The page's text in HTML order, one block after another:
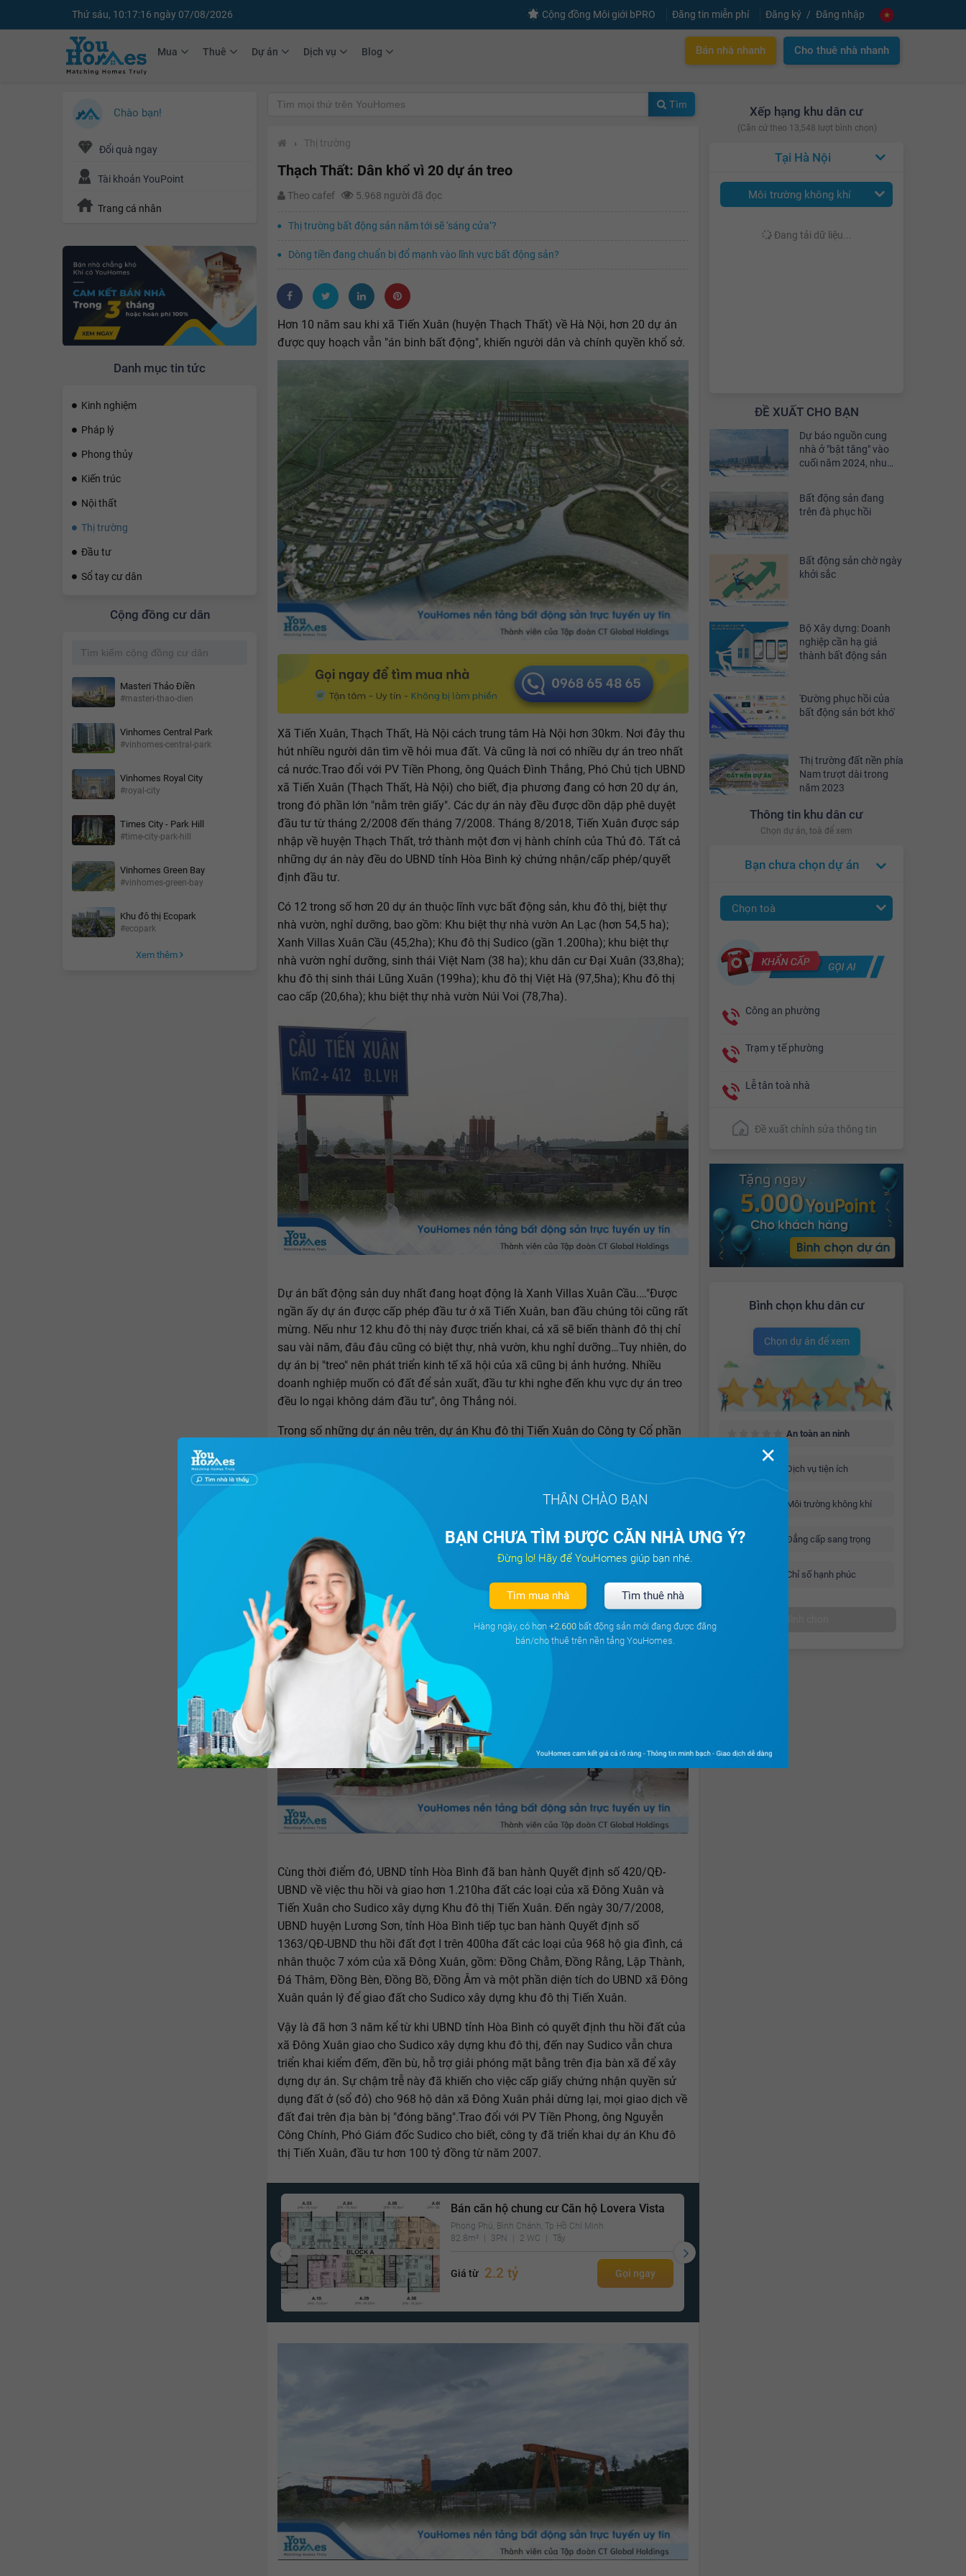
Thứ sáu, 10:17:17 ngày 07/08/2026 Cộng đồng Môi giới bPRO Đăng tin miễn phí Đăng ký Đăng nhập
Mua Thuê Dự án Dịch vụ Blog Bán nhà nhanh Cho thuê nhà nhanh
Chào bạn!
Đổi quà ngay
Tài khoản YouPoint
Trang cá nhân
Danh mục tin tức
Kinh nghiệm
Pháp lý
Phong thủy
Kiến trúc
Nội thất
Thị trường
Đầu tư
Sổ tay cư dân
Cộng đồng cư dân
Masteri Thảo Điền
#masteri-thao-dien
Vinhomes Central Park
#vinhomes-central-park
Vinhomes Royal City
#royal-city
Times City - Park Hill
#time-city-park-hill
Vinhomes Green Bay
#vinhomes-green-bay
Khu đô thị Ecopark
#ecopark
Xem thêm
Xếp hạng khu dân cư
(Căn cứ theo 13,548 lượt bình chọn)
Hà Nội
Môi trường không khí
Đang tải dữ liệu...
ĐỀ XUẤT CHO BẠN
Dự báo nguồn cung
nhà ở "bật tăng" vào
cuối năm 2024, nhu
khoảng 30%
Bất động sản đang
trên đà phục hồi
Bất động sản chờ ngày
khởi sắc
Bộ Xây dựng: Doanh
nghiệp cần hạ giá
thành bất động sản
'Đường phục hồi của
bất động sản bớt khó'
Thị trường đất nền phía
Nam trượt dài trong
năm 2023
Thông tin khu dân cư
Chọn dự án, toà để xem
Bạn chưa chọn dự án
Chọn toà
Công an phường
Trạm y tế phường
Lễ tân toà nhà
Đề xuất chỉnh sửa thông tin
Bình chọn khu dân cư
Chọn dự án để xem
An toàn an ninh
Dịch vụ tiện ích
Môi trường không khí
Đẳng cấp sang trọng
Chỉ số hạnh phúc
Tìm
› Thị trường
Thạch Thất: Dân khổ vì 20 dự án treo
Theo cafef 5.968 người đã đọc
Thị trường bất động sản năm tới sẽ ‘sáng cửa’?
Dòng tiền đang chuẩn bị đổ mạnh vào lĩnh vực bất động sản?
Hơn 10 năm sau khi xã Tiến Xuân (huyện Thạch Thất) về Hà Nội, hơn 20 dự án
được quy hoạch vẫn "án binh bất động", khiến người dân và chính quyền khổ sở.
Xã Tiến Xuân, Thạch Thất, Hà Nội cách trung tâm Hà Nội hơn 30km. Nơi đây thu
hút nhiều người dân tìm về hỏi mua đất. Và cũng là nơi có nhiều dự án treo nhất
cả nước.Trao đổi với PV Tiền Phong, ông Quách Đình Thắng, Phó Chủ tịch UBND
xã Tiến Xuân (Thạch Thất, Hà Nội) cho biết, địa phương đang có hơn 20 dự án,
trong đó phần lớn "nằm trên giấy". Các dự án này đều được dồn dập phê duyệt
đầu tư từ tháng 2/2008 đến tháng 7/2008. Tháng 8/2018, Tiến Xuân được sáp
nhập về huyện Thạch Thất, trở thành một đơn vị hành chính của Thủ đô. Tất cả
những dự án này đều do UBND tỉnh Hòa Bình ký chứng nhận/cấp phép/quyết
định đầu tư.
Có 12 trong số hơn 20 dự án thuộc lĩnh vực bất động sản, khu đô thị, biệt thự
nhà vườn, nghỉ dưỡng, bao gồm: Khu biệt thự nhà vườn An Lạc (hơn 54,5 ha);
Xanh Villas Xuân Cầu (45,2ha); Khu đô thị Sudico (gần 1.200ha); khu biệt thự
nhà vườn nghỉ dưỡng, sinh thái Việt Nam (38 ha); khu dân cư Đại Xuân (33,8ha);
khu đô thị sinh thái Lũng Xuân (199ha); khu đô thị Việt Hà (97,5ha); Khu đô thị
cao cấp (20,6ha); khu biệt thự nhà vườn Núi Voi (78,7ha).
Dự án bất động sản duy nhất đang hoạt động là Xanh Villas Xuân Cầu.…"Được
ngần ấy dự án được cấp phép đầu tư ở xã Tiến Xuân, ban đầu chúng tôi cũng rất
mừng. Nếu như 12 khu đô thị này được triển khai, cả xã sẽ biến thành đô thị chỉ
sau vài năm, đâu đâu cũng có biệt thự, nhà vườn, khu nghỉ dưỡng…Tuy nhiên, do
dự án bị "treo" nên phát triển kinh tế xã hội của xã cũng bị ảnh hưởng. Nhiều
doanh nghiệp muốn có đất để sản xuất, đầu tư khi nghe đến khu vực dự án treo
đều lo ngại không dám đầu tư", ông Thắng nói.
Trong số những dự án nêu trên, dự án Khu đô thị Tiến Xuân do Công ty Cổ phần
định phê duyệt từ ngày 29/2/2008. Dự án này được duyệt cấp 120ha đất, đều là
đất nông nghiệp của Tiến Xuân. Theo lãnh đạo xã Tiến Xuân, hiện chủ đầu tư
vẫn chưa triển khai được gì nhiều. Được biết, ngày 29/2/2008, UBND tỉnh Hòa
tỷ lệ 1/500 Khu đô thị Tiến Xuân.
Cùng thời điểm đó, UBND tỉnh Hòa Bình đã ban hành Quyết định số 420/QĐ-
UBND về việc thu hồi và giao hơn 1.210ha đất các loại của xã Đông Xuân và
Tiến Xuân cho Sudico xây dựng Khu đô thị Tiến Xuân. Đến ngày 30/7/2008,
UBND huyện Lương Sơn, tỉnh Hòa Bình tiếp tục ban hành Quyết định số
1363/QĐ-UBND thu hồi đất đợt I trên 400ha đất các loại của 968 hộ gia đình, cá
nhân thuộc 7 xóm của xã Đông Xuân, gồm: Đồng Chằm, Đồng Rằng, Lập Thành,
Đá Thâm, Đồng Bèn, Đồng Bồ, Đồng Âm và một phần diện tích do UBND xã Đông
Xuân quản lý để giao đất cho Sudico xây dựng khu đô thị Tiến Xuân.
Vậy là đã hơn 3 năm kể từ khi UBND tỉnh Hòa Bình có quyết định thu hồi đất của
xã Đông Xuân giao cho Sudico xây dựng khu đô thị, đến nay Sudico vẫn chưa
triển khai kiểm đếm, đền bù, hỗ trợ giải phóng mặt bằng trên địa bàn xã để xây
dựng dự án. Sự chậm trễ này đã khiến cho việc cấp giấy chứng nhận quyền sử
dụng đất ở (sổ đỏ) cho 968 hộ dân xã Đông Xuân phải dừng lại, mọi giao dịch về
đất đai trên địa bàn bị "đóng băng".Trao đổi với PV Tiền Phong, ông Nguyễn
Công Chính, Phó Giám đốc Sudico cho biết, công ty đã triển khai dự án Khu đô
thị Tiến Xuân, đầu tư hơn 100 tỷ đồng từ năm 2007.
Bán căn hộ chung cư Căn hộ Lovera Vista
Phong Phú, Bình Chánh, Tp Hồ Chí Minh
82.8m²
3PN 2 WC Tây
Giá từ 2.2 tỷ Gọi ngay
✕
THÂN CHÀO BẠN
BẠN CHƯA TÌM ĐƯỢC CĂN NHÀ ƯNG Ý?
Đừng lo! Hãy để YouHomes giúp bạn nhé.
Tìm mua nhà Tìm thuê nhà
Hàng ngày, có hơn +2.600 bất động sản mới đang được đăng
bán/cho thuê trên nền tảng YouHomes.